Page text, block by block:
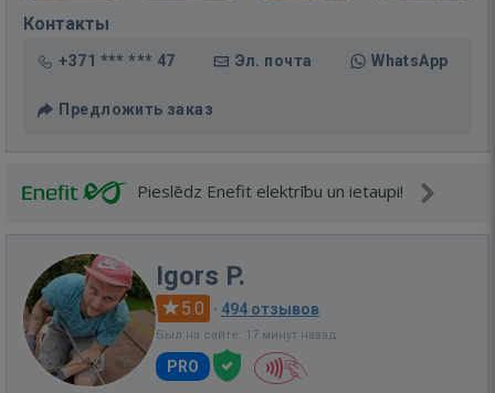
Контакты
+371 *** *** 47 Эл. почта WhatsApp
Предложить заказ
Pieslēdz Enefit elektrību un ietaupi!
Igors P.
5.0 · 494 отзывов
Был на сайте: 17 минут назад
PRO